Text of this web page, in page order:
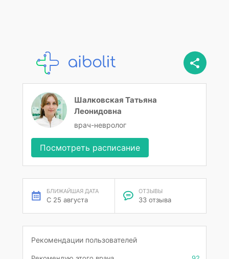
Шалковская Татьяна
Леонидовна
врач-невролог
Посмотреть расписание
БЛИЖАЙШАЯ ДАТА
С 25 августа
ОТЗЫВЫ
33 отзыва
Рекомендации пользователей